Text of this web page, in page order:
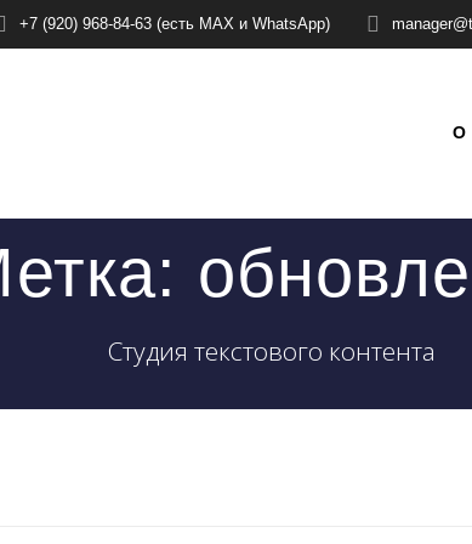
+7 (920) 968-84-63 (есть MAX и WhatsApp)
О
Студия текстового контента